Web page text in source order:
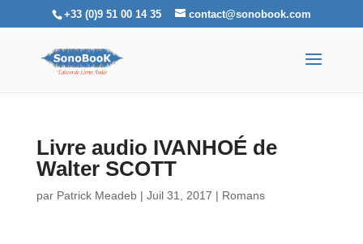
+33 (0)9 51 00 14 35 contact@sonobook.com
Livre audio IVANHOÉ de
Walter SCOTT
par Patrick Meadeb| Juil 31, 2017 | Romans